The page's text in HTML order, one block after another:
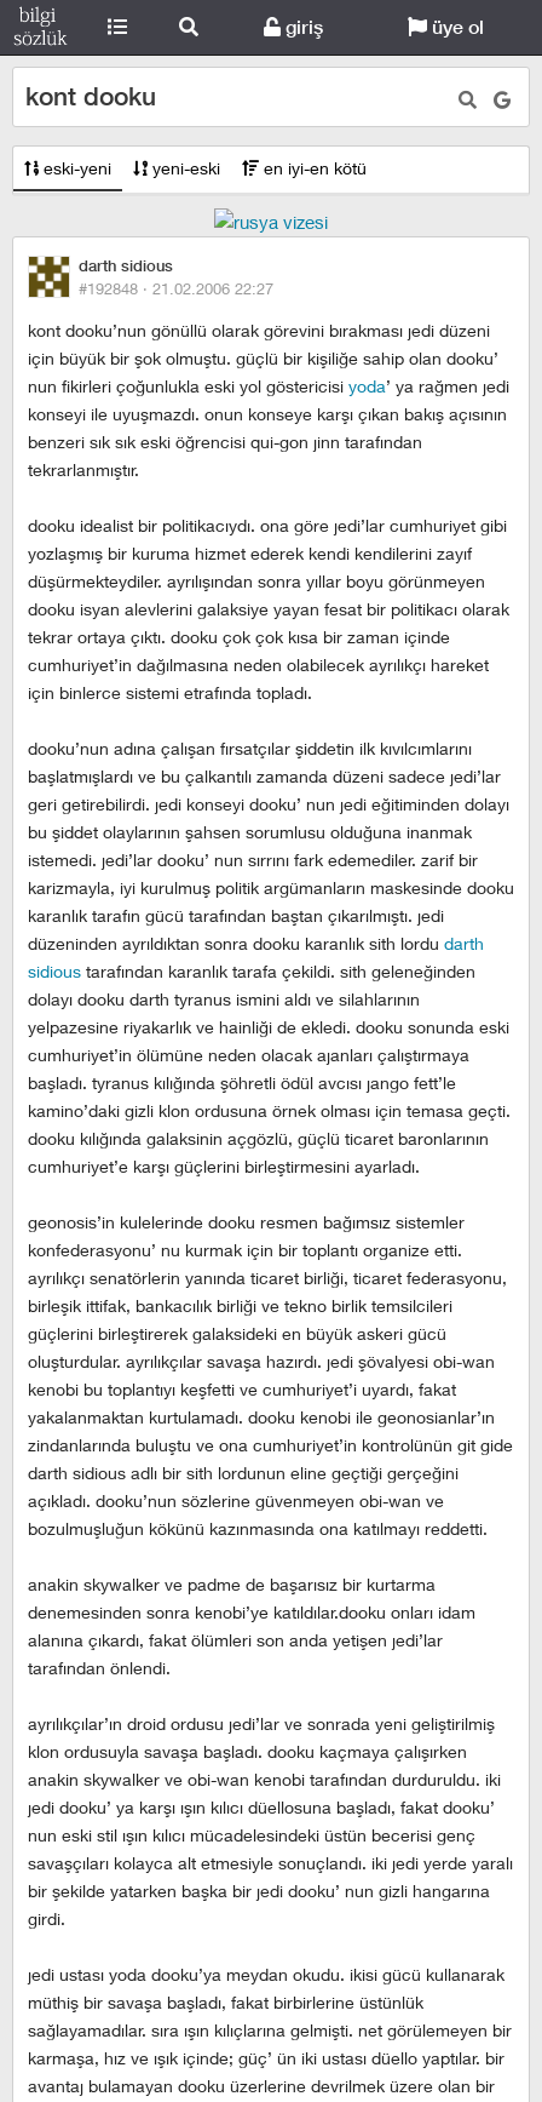
giriş üye ol
kont dooku
eski-yeni yeni-eski en iyi-en kötü
darth sidious
#192848 · 21.02.2006 22:27
kont dooku’nun gönüllü olarak görevini bırakması jedi düzeni
için büyük bir şok olmuştu. güçlü bir kişiliğe sahip olan dooku’
nun fikirleri çoğunlukla eski yol göstericisi yoda’ ya rağmen jedi
konseyi ile uyuşmazdı. onun konseye karşı çıkan bakış açısının
benzeri sık sık eski öğrencisi qui-gon jinn tarafından
tekrarlanmıştır.
dooku idealist bir politikacıydı. ona göre jedi’lar cumhuriyet gibi
yozlaşmış bir kuruma hizmet ederek kendi kendilerini zayıf
düşürmekteydiler. ayrılışından sonra yıllar boyu görünmeyen
dooku isyan alevlerini galaksiye yayan fesat bir politikacı olarak
tekrar ortaya çıktı. dooku çok çok kısa bir zaman içinde
cumhuriyet’in dağılmasına neden olabilecek ayrılıkçı hareket
için binlerce sistemi etrafında topladı.
dooku’nun adına çalışan fırsatçılar şiddetin ilk kıvılcımlarını
başlatmışlardı ve bu çalkantılı zamanda düzeni sadece jedi’lar
geri getirebilirdi. jedi konseyi dooku’ nun jedi eğitiminden dolayı
bu şiddet olaylarının şahsen sorumlusu olduğuna inanmak
istemedi. jedi’lar dooku’ nun sırrını fark edemediler. zarif bir
karizmayla, iyi kurulmuş politik argümanların maskesinde dooku
karanlık tarafın gücü tarafından baştan çıkarılmıştı. jedi
düzeninden ayrıldıktan sonra dooku karanlık sith lordu darth
sidious tarafından karanlık tarafa çekildi. sith geleneğinden
dolayı dooku darth tyranus ismini aldı ve silahlarının
yelpazesine riyakarlık ve hainliği de ekledi. dooku sonunda eski
cumhuriyet’in ölümüne neden olacak ajanları çalıştırmaya
başladı. tyranus kılığında şöhretli ödül avcısı jango fett’le
kamino’daki gizli klon ordusuna örnek olması için temasa geçti.
dooku kılığında galaksinin açgözlü, güçlü ticaret baronlarının
cumhuriyet’e karşı güçlerini birleştirmesini ayarladı.
geonosis’in kulelerinde dooku resmen bağımsız sistemler
konfederasyonu’ nu kurmak için bir toplantı organize etti.
ayrılıkçı senatörlerin yanında ticaret birliği, ticaret federasyonu,
birleşik ittifak, bankacılık birliği ve tekno birlik temsilcileri
güçlerini birleştirerek galaksideki en büyük askeri gücü
oluşturdular. ayrılıkçılar savaşa hazırdı. jedi şövalyesi obi-wan
kenobi bu toplantıyı keşfetti ve cumhuriyet’i uyardı, fakat
yakalanmaktan kurtulamadı. dooku kenobi ile geonosianlar’ın
zindanlarında buluştu ve ona cumhuriyet’in kontrolünün git gide
darth sidious adlı bir sith lordunun eline geçtiği gerçeğini
açıkladı. dooku’nun sözlerine güvenmeyen obi-wan ve
bozulmuşluğun kökünü kazınmasında ona katılmayı reddetti.
anakin skywalker ve padme de başarısız bir kurtarma
denemesinden sonra kenobi’ye katıldılar.dooku onları idam
alanına çıkardı, fakat ölümleri son anda yetişen jedi’lar
tarafından önlendi.
ayrılıkçılar’ın droid ordusu jedi’lar ve sonrada yeni geliştirilmiş
klon ordusuyla savaşa başladı. dooku kaçmaya çalışırken
anakin skywalker ve obi-wan kenobi tarafından durduruldu. iki
jedi dooku’ ya karşı ışın kılıcı düellosuna başladı, fakat dooku’
nun eski stil ışın kılıcı mücadelesindeki üstün becerisi genç
savaşçıları kolayca alt etmesiyle sonuçlandı. iki jedi yerde yaralı
bir şekilde yatarken başka bir jedi dooku’ nun gizli hangarına
girdi.
jedi ustası yoda dooku’ya meydan okudu. ikisi gücü kullanarak
müthiş bir savaşa başladı, fakat birbirlerine üstünlük
sağlayamadılar. sıra ışın kılıçlarına gelmişti. net görülemeyen bir
karmaşa, hız ve ışık içinde; güç’ ün iki ustası düello yaptılar. bir
avantaj bulamayan dooku üzerlerine devrilmek üzere olan bir